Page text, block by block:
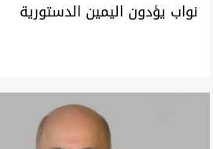
نواب يؤدون اليمين الدستورية